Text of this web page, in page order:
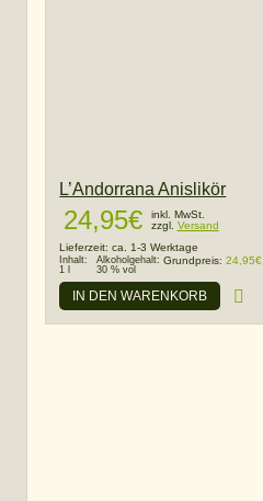
L’Andorrana Anislikör
24,95€
inkl. MwSt.
zzgl. Versand
Lieferzeit:ca. 1-3 Werktage
Inhalt:
1 l
Alkoholgehalt:
30 % vol
Grundpreis:24,95€
IN DEN WARENKORB